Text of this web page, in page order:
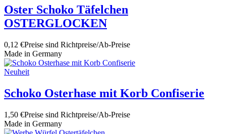
Oster Schoko Täfelchen
OSTERGLOCKEN
0,12 €Preise sind Richtpreise/Ab-Preise
Made in Germany
Neuheit
Schoko Osterhase mit Korb Confiserie
1,50 €Preise sind Richtpreise/Ab-Preise
Made in Germany